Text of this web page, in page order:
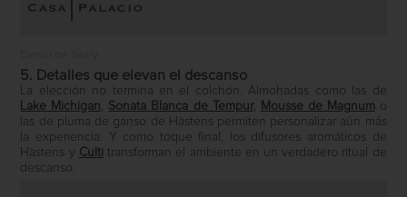
5. Detalles que elevan el descanso
La elección no termina en el colchón. Almohadas como las de
Lake Michigan, Sonata Blanca de Tempur, Mousse de Magnum o
las de pluma de ganso de Hästens permiten personalizar aún más
la experiencia. Y como toque final, los difusores aromáticos de
Hästens y Culti
transforman el ambiente en un verdadero ritual de
descanso.